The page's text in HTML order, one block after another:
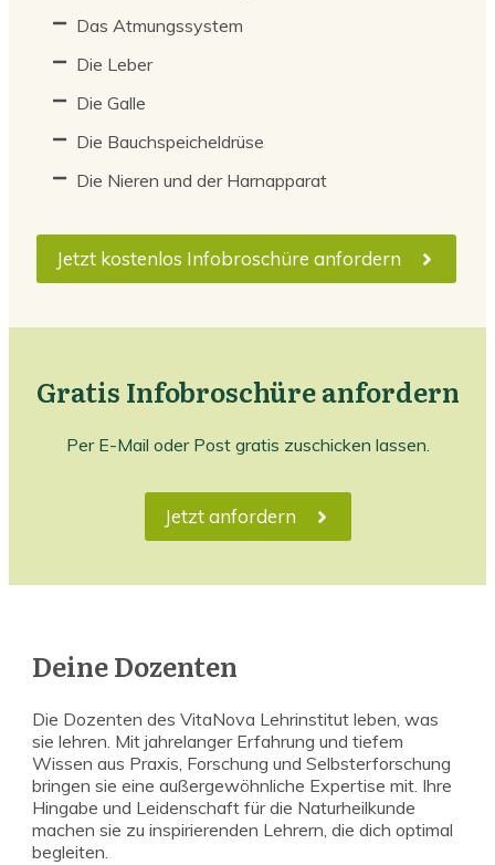
Das Atmungssystem
Die Leber
Die Galle
Die Bauchspeicheldrüse
Die Nieren und der Harnapparat
Jetzt kostenlos Infobroschüre anfordern
Gratis Infobroschüre anfordern
Per E-Mail oder Post gratis zuschicken lassen.
Jetzt anfordern
Deine Dozenten
Die Dozenten des VitaNova Lehrinstitut leben, was
sie lehren. Mit jahrelanger Erfahrung und tiefem
Wissen aus Praxis, Forschung und Selbsterforschung
bringen sie eine außergewöhnliche Expertise mit. Ihre
Hingabe und Leidenschaft für die Naturheilkunde
machen sie zu inspirierenden Lehrern, die dich optimal
begleiten.